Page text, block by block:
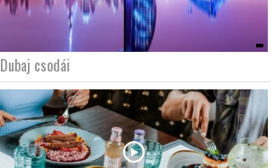
Dubaj csodái